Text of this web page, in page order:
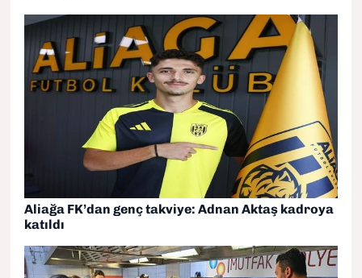
Aliağa FK’dan genç takviye: Adnan Aktaş kadroya
katıldı